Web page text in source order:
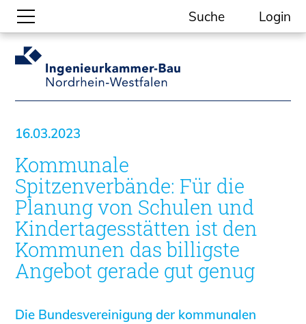
Suche
Gesellschaftliche Themen
Aktuelle Meldungen
Kein Ding ohne ING.
Ingenieurkammer-Bau NRW
Willkommen bei der Kammer
Aufgaben
Gremien
Geschäftsstelle
Mitgliedschaft
Veranstaltungsformate
Informationen für Fortbildungsträger
Login
16.03.2023
Kommunale
Spitzenverbände: Für die
Planung von Schulen und
Kindertagesstätten ist den
Kommunen das billigste
Angebot gerade gut genug
Die Bundesvereinigung der kommunalen